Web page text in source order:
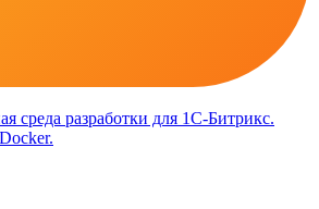
среда разработки для 1С-Битрикс.